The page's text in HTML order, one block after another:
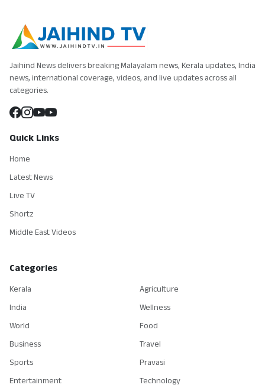
Jaihind News delivers breaking Malayalam news, Kerala updates, India
news, international coverage, videos, and live updates across all
categories.
Quick Links
Home
Latest News
Live TV
Shortz
Middle East Videos
Categories
Kerala
India
World
Business
Sports
Entertainment
Agriculture
Wellness
Food
Travel
Pravasi
Technology